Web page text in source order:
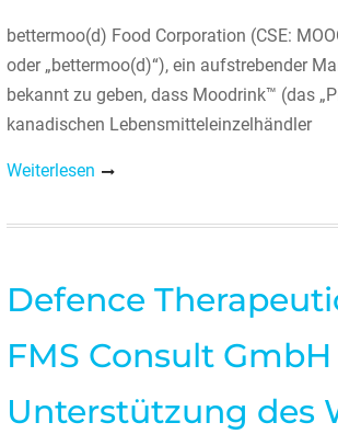
bettermoo(d) Food Corporation (CSE:
oder „bettermoo(d)“), ein aufstrebender
bekannt zu geben, dass Moodrink™ (das
kanadischen Lebensmitteleinzelhändler
Weiterlesen
Defence
FMS Consult
Unterstützung des